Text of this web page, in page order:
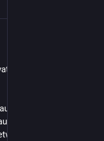
und lokal generiert
Hintergrund und
„Kein
ertragen müssen“,